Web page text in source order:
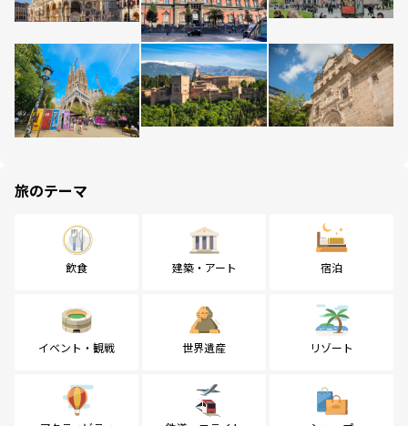
旅のテーマ
飲食 建築・アート 宿泊
イベント・観戦 世界遺産 リゾート